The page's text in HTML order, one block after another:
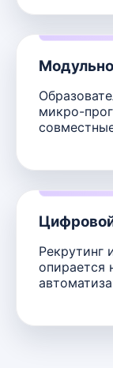
микро-
Рекрутинг
опирается